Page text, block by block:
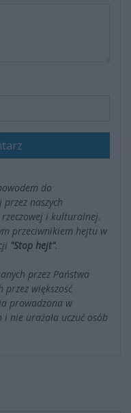
do
naszych
i kulturalnej.
przeciwnikiem hejtu w
"Stop hejt".
przez Państwa
większość
prowadzona w
nie urażała uczuć osób